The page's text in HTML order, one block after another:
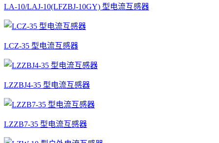
LA-10/LAJ-10(LFZBJ-10GY) 型电流互感器
LCZ-35 型电流互感器
LZZBJ4-35 型电流互感器
LZZB7-35 型电流互感器